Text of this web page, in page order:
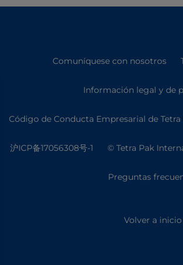
Comuníquese con nosotros
Información legal y de
Código de Conducta Empresarial de Tetra
沪ICP备17056308号-1 © Tetra Pak
Preguntas
Volver a inicio